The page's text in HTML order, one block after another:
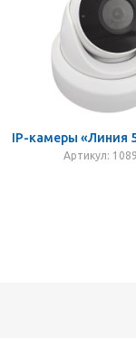
IP-камеры «Линия
Артикул: